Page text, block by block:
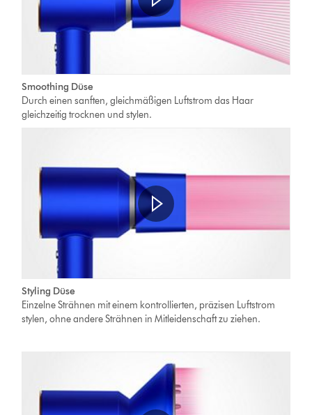
Smoothing Düse
Durch einen sanften, gleichmäßigen Luftstrom das Haar
gleichzeitig trocknen und stylen.
Styling Düse
Einzelne Strähnen mit einem kontrollierten, präzisen Luftstrom
stylen, ohne andere Strähnen in Mitleidenschaft zu ziehen.